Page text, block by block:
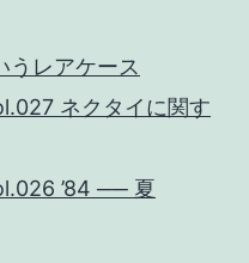
うレアケース
ネクタイに関す
’84 ── 夏